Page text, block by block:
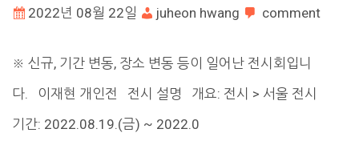
2022년 08월 22일 juheon hwang comment
※ 신규, 기간 변동, 장소 변동 등이 일어난 전시회입니
다. 이재현 개인전 전시 설명 개요: 전시 > 서울 전시
기간: 2022.08.19.(금) ~ 2022.0